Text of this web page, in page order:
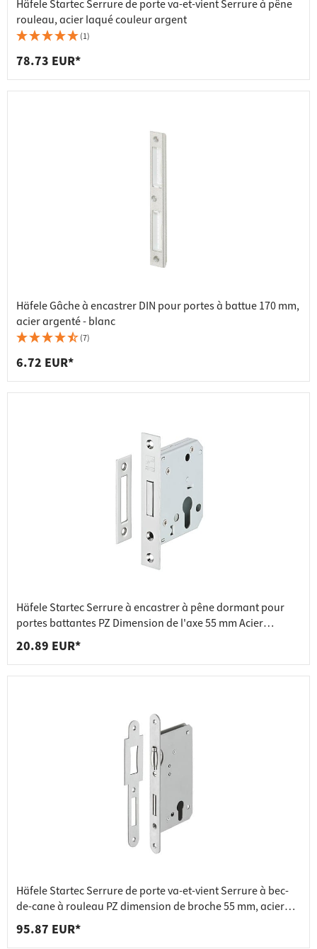
Häfele Startec Serrure de porte va-et-vient Serrure à pêne
rouleau, acier laqué couleur argent
(1)
78.73 EUR*
Häfele Gâche à encastrer DIN pour portes à battue 170 mm,
acier argenté - blanc
(7)
6.72 EUR*
Häfele Startec Serrure à encastrer à pêne dormant pour
portes battantes PZ Dimension de l'axe 55 mm Acier
inoxydable
20.89 EUR*
Häfele Startec Serrure de porte va-et-vient Serrure à bec-
de-cane à rouleau PZ dimension de broche 55 mm, acier
laqué argenté
95.87 EUR*